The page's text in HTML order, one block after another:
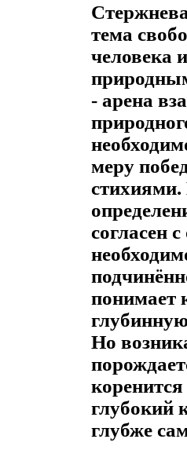
тема
человека
- арена
меру
стихиями.
согласен
понимает
Но
глубокий
глубже